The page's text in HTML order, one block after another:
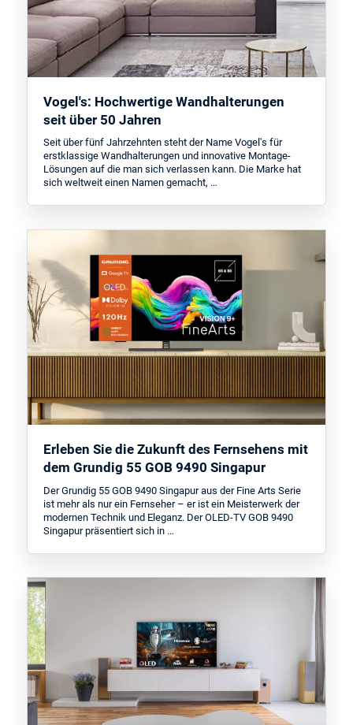
Vogel's: Hochwertige Wandhalterungen
seit über 50 Jahren
Seit über fünf Jahrzehnten steht der Name Vogel's für
erstklassige Wandhalterungen und innovative Montage-
Lösungen auf die man sich verlassen kann. Die Marke hat
sich weltweit einen Namen gemacht, …
Erleben Sie die Zukunft des Fernsehens mit
dem Grundig 55 GOB 9490 Singapur
Der Grundig 55 GOB 9490 Singapur aus der Fine Arts Serie
ist mehr als nur ein Fernseher – er ist ein Meisterwerk der
modernen Technik und Eleganz. Der OLED-TV GOB 9490
Singapur präsentiert sich in …